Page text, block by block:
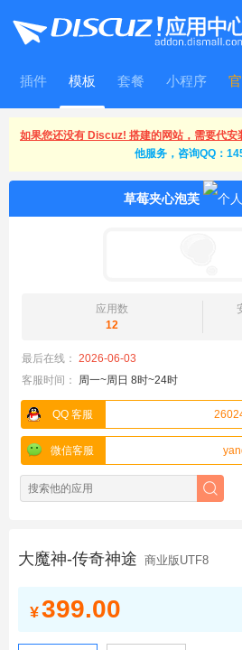
插件 模板 套餐 小程序
WitFrame
如果您还没有 Discuz! 搭建的网站，需要代
他服务，咨询QQ：
草莓夹心泡芙
应用数
12
最后在线： 2026-06-03
客服时间：
周一~周日 8时~24时
QQ 客服
微信客服
大魔神-传奇神途 商业版UTF8
¥399.00